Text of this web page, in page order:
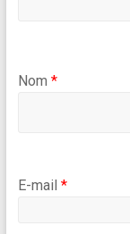
Nom *
E-mail *